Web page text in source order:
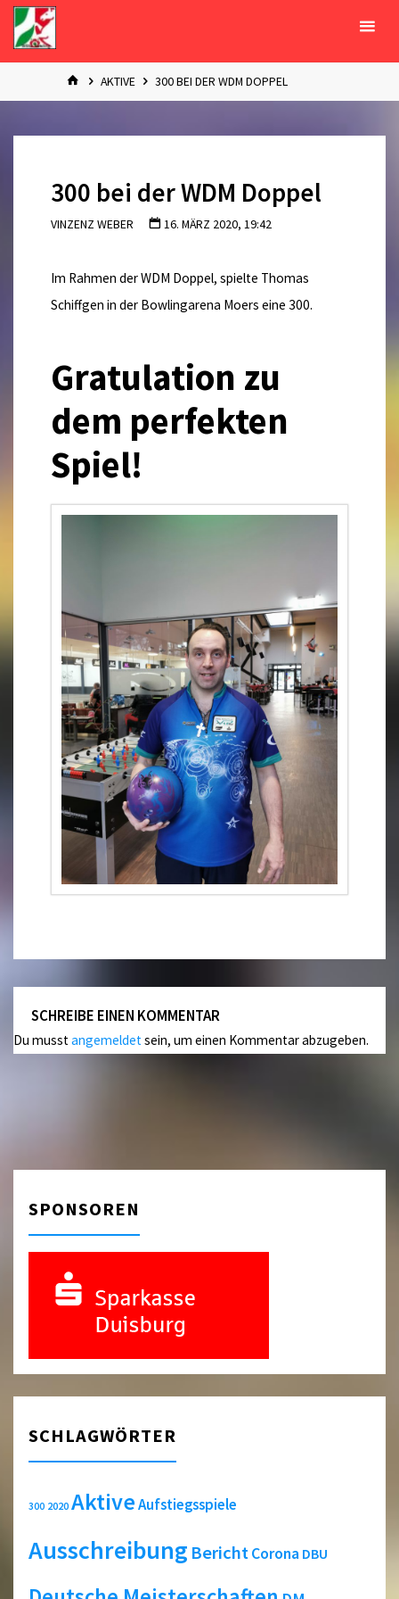
Zum
Inhalt
springen
STARTAKTIVE 300 BEI DER WDM DOPPEL
300 bei der WDM Doppel
VINZENZ WEBER 16. MÄRZ 2020, 19:42
Im Rahmen der WDM Doppel, spielte Thomas
Schiffgen in der Bowlingarena Moers eine 300.
Gratulation zu
dem perfekten
Spiel!
SCHREIBE EINEN KOMMENTAR
Du musstangemeldet sein, um einen Kommentar abzugeben.
SPONSOREN
SCHLAGWÖRTER
300 2020 AktiveAufstiegsspiele
Ausschreibung BerichtCorona DBU